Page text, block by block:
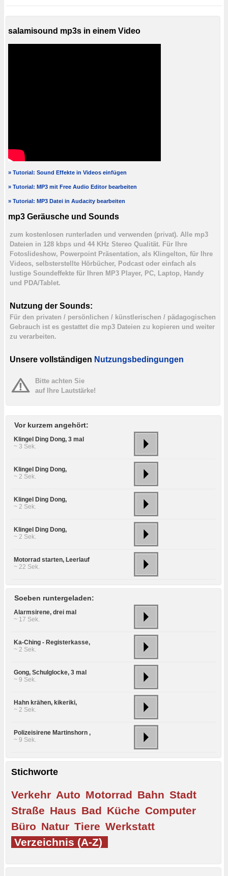
salamisound mp3s in einem Video
» Tutorial: Sound Effekte in Videos einfügen
» Tutorial: MP3 mit Free Audio Editor bearbeiten
» Tutorial: MP3 Datei in Audacity bearbeiten
mp3 Geräusche und Sounds
zum kostenlosen runterladen und verwenden (privat). Alle mp3
Dateien in 128 kbps und 44 KHz Stereo Qualität. Für Ihre
Fotoslideshow, Powerpoint Präsentation, als Klingelton, für Ihre
Videos, selbsterstellte Hörbücher, Podcast oder einfach als
lustige Soundeffekte für Ihren MP3 Player, PC, Laptop, Handy
und PDA/Tablet.
Nutzung der Sounds:
Für den privaten / persönlichen / künstlerischen / pädagogischen
Gebrauch ist es gestattet die mp3 Dateien zu kopieren und weiter
zu verarbeiten.
Unsere vollständigen Nutzungsbedingungen
Bitte achten Sie
auf Ihre Lautstärke!
Vor kurzem angehört:
Klingel Ding Dong, 3 mal
~ 3 Sek.
Klingel Ding Dong,
~ 2 Sek.
Klingel Ding Dong,
~ 2 Sek.
Klingel Ding Dong,
~ 2 Sek.
Motorrad starten, Leerlauf
~ 22 Sek.
Soeben runtergeladen:
Alarmsirene, drei mal
~ 17 Sek.
Ka-Ching - Registerkasse,
~ 2 Sek.
Gong, Schulglocke, 3 mal
~ 9 Sek.
Hahn krähen, kikeriki,
~ 2 Sek.
Polizeisirene Martinshorn ,
~ 9 Sek.
Stichworte
Verkehr Auto Motorrad Bahn Stadt
Straße Haus Bad Küche Computer
Büro Natur Tiere Werkstatt
Verzeichnis (A-Z)